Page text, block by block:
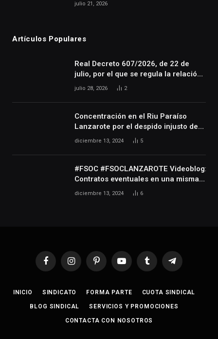
julio 21, 2026
Artículos Populares
Real Decreto 607/2026, de 22 de
julio, por el que se regula la relación
laboral especial de las personas
en las artes escénicas, audiovisuales
y musicales, así como de las
personas que realizan actividades
el desarrollo de dicha actividad
julio 28, 2026 2
Concentración en el Riu Paraíso
Lanzarote por el despido injusto de
la trabajadora Katerine
diciembre 13, 2024 5
#FSOC #FSOCLANZAROTE Videoblog:
Contratos eventuales en una misma
empresa durante varios años
diciembre 13, 2024 6
FacebookInstagramPinterestYouTube Tumblr Telegram
INICIO SINDICATO FORMA PARTE CUOTA SINDICAL
BLOG SINDICAL SERVICIOS Y PROMOCIONES
CONTACTA CON NOSOTROS